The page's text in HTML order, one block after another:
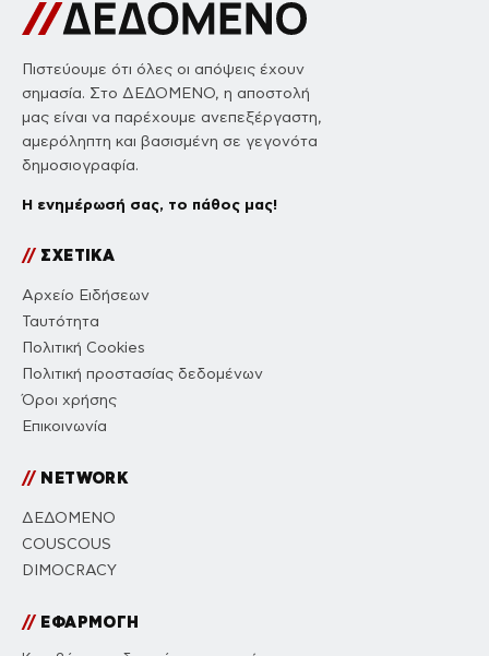
Πιστεύουμε ότι όλες οι απόψεις έχουν
σημασία. Στο ΔΕΔΟΜΕΝΟ, η αποστολή
μας είναι να παρέχουμε ανεπεξέργαστη,
αμερόληπτη και βασισμένη σε γεγονότα
δημοσιογραφία.
Η ενημέρωσή σας, το πάθος μας!
//ΣΧΕΤΙΚΑ
Αρχείο Ειδήσεων
Ταυτότητα
Πολιτική Cookies
Πολιτική προστασίας δεδομένων
Όροι χρήσης
Επικοινωνία
//NETWORK
ΔΕΔΟΜΕΝΟ
COUSCOUS
DIMOCRACY
//ΕΦΑΡΜΟΓΗ